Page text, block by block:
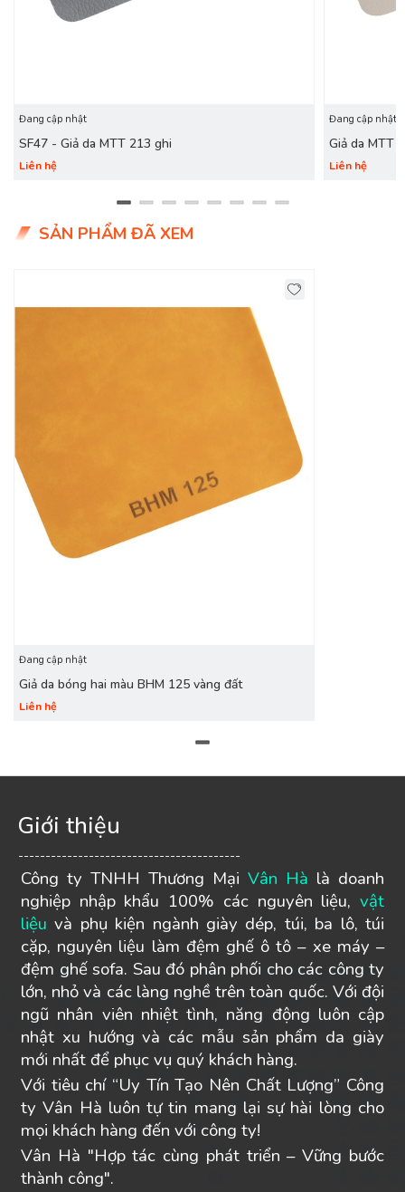
Đang cập nhật
SF47 - Giả da MTT 213 ghi
Liên hệ
Đang cập nhật
Giả da MTT
Liên hệ
SẢN PHẨM ĐÃ XEM
Đang cập nhật
Giả da bóng hai màu BHM 125 vàng đất
Liên hệ
Giới thiệu
-----------------------------------------
Công ty TNHH Thương Mại Vân Hà là doanh
nghiệp nhập khẩu 100% các nguyên liệu, vật
liệu và phụ kiện ngành giày dép, túi, ba lô, túi
cặp, nguyên liệu làm đệm ghế ô tô – xe máy –
đệm ghế sofa. Sau đó phân phối cho các công ty
lớn, nhỏ và các làng nghề trên toàn quốc. Với đội
ngũ nhân viên nhiệt tình, năng động luôn cập
nhật xu hướng và các mẫu sản phẩm da giày
mới nhất để phục vụ quý khách hàng.
Với tiêu chí “Uy Tín Tạo Nên Chất Lượng” Công
ty Vân Hà luôn tự tin mang lại sự hài lòng cho
mọi khách hàng đến với công ty!
Vân Hà "Hợp tác cùng phát triển – Vững bước
thành công".